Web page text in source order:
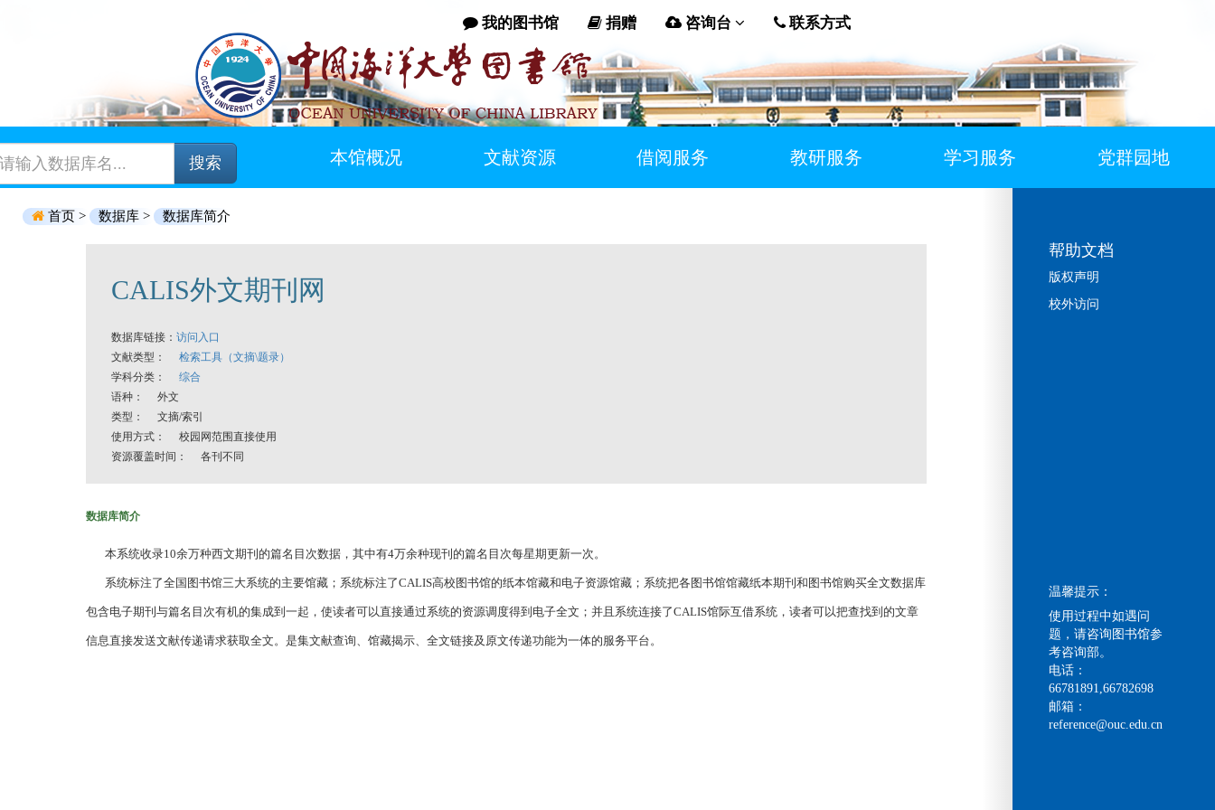
我的图书馆 捐赠 咨询台 联系方式
搜索 本馆概况 文献资源 借阅服务 教研服务 学习服务 党群园地
首页 > 数据库 > 数据库简介
CALIS外文期刊网
数据库链接： 访问入口
文献类型： 检索工具（文摘\题录）
学科分类： 综合
语种： 外文
类型： 文摘/索引
使用方式： 校园网范围直接使用
资源覆盖时间： 各刊不同
数据库简介
本系统收录10余万种西文期刊的篇名目次数据，其中有4万余种现刊的篇名目次每星期更新一次。
系统标注了全国图书馆三大系统的主要馆藏；系统标注了CALIS高校图书馆的纸本馆藏和电子资源馆藏；系统把各图书馆馆藏纸本期刊和图书馆购买全文数据库
包含电子期刊与篇名目次有机的集成到一起，使读者可以直接通过系统的资源调度得到电子全文；并且系统连接了CALIS馆际互借系统，读者可以把查找到的文章
信息直接发送文献传递请求获取全文。是集文献查询、馆藏揭示、全文链接及原文传递功能为一体的服务平台。
帮助文档
版权声明
校外访问
温馨提示：
使用过程中如遇问
题，请咨询图书馆参
考咨询部。
电话：
66781891,66782698
邮箱：
reference@ouc.edu.cn